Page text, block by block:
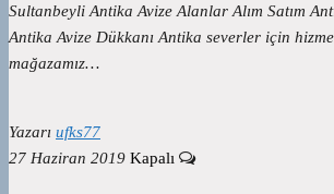
Sultanbeyli Antika Avize Alanlar Alım Satım
Antika Avize Dükkanı Antika severler için
mağazamız…
Yazarı ufks77
27 Haziran 2019 Kapalı